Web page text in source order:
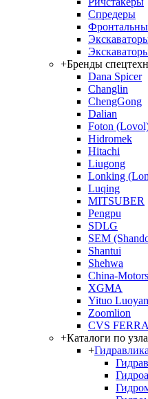
Спредеры
+Бренды
Dana Spicer
Changlin
ChengGong
Dalian
Foton
Hidromek
Hitachi
Liugong
Lonking
Luqing
MITSUBER
Pengpu
SDLG
SEM
Shantui
Shehwa
China-Motors
XGMA
Yituo
Zoomlion
CVS
+Каталоги по
+Гидравлика